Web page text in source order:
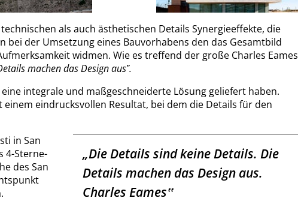
als auch ästhetischen Details Synergieeffekte, die
bei der Umsetzung eines Bauvorhabens den das Gesamtbild
widmen. Wie es treffend der große Charles Eames
machen das Design aus‟.
integrale und maßgeschneiderte Lösung geliefert haben.
eindrucksvollen Resultat, bei dem die Details für den
„Die Details sind keine Details. Die
Details machen das Design aus.
Charles Eames‟
in San
4-Sterne-
des San